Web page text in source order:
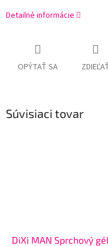
Detailné informácie
OPÝTAŤ SA
Súvisiaci tovar
DiXi MAN Sprchový